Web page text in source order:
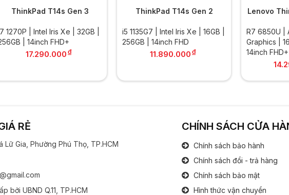
ThinkPad T14s Gen 3
1270P | Intel Iris Xe | 32GB |
| 14inch FHD+
17.290.000 đ
ThinkPad T14s Gen 2
i5 1135G7 | Intel Iris Xe | 16GB |
256GB | 14inch FHD
11.890.000 đ
Lenovo
R7 6850U |
Graphics |
14inch FHD+
RẺ
Gia, Phường Phú Thọ, TP.HCM
bởi UBND Q.11, TP.HCM
CHÍNH SÁCH CỬA
Chính sách bảo hành
Chính sách đổi - trả hàng
Chính sách bảo mật
Hình thức vận chuyển